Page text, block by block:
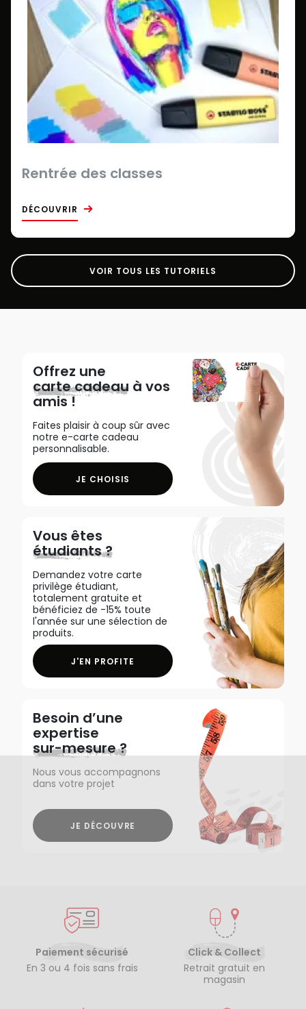
Rentrée des classes
DÉCOUVRIR
VOIR TOUS LES TUTORIELS
Offrez une
carte cadeau à vos
amis !
Faites plaisir à coup sûr avec
notre e-carte cadeau
personnalisable.
JE CHOISIS
Vous êtes
étudiants ?
Demandez votre carte
privilège étudiant,
totalement gratuite et
bénéficiez de -15% toute
l'année sur une sélection de
produits.
J'EN PROFITE
Besoin d’une
expertise
sur-mesure ?
Nous vous accompagnons
dans votre projet
JE DÉCOUVRE
Paiement sécurisé
En 3 ou 4 fois sans frais
Click & Collect
Retrait gratuit en
magasin